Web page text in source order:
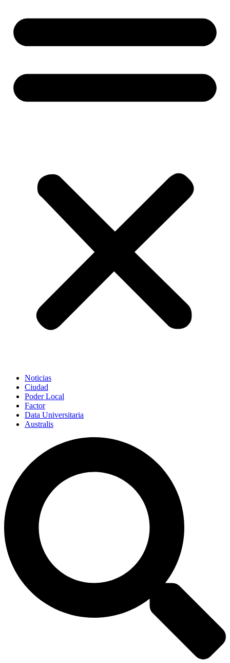
Noticias
Ciudad
Poder Local
Factor
Data Universitaria
Australis